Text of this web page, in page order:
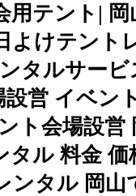
テント|
よけテント
タルサービ
設営 イベン
ト会場設
タル 料金
ンタル 岡